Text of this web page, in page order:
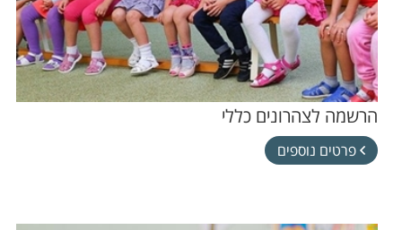
הרשמה לצהרונים כללי
פרטים נוספים